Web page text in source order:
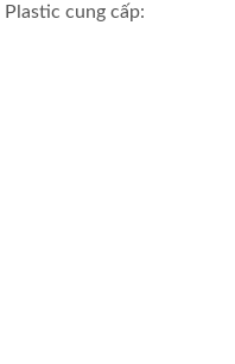
cung cấp: